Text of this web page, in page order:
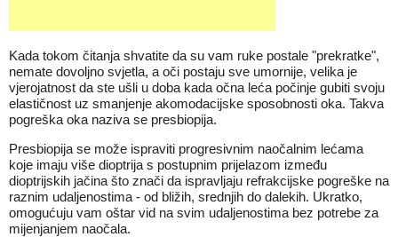
Kada tokom čitanja shvatite da su vam ruke postale "prekratke",
nemate dovoljno svjetla, a oči postaju sve umornije, velika je
vjerojatnost da ste ušli u doba kada očna leća počinje gubiti svoju
elastičnost uz smanjenje akomodacijske sposobnosti oka. Takva
pogreška oka naziva se presbiopija.
Presbiopija se može ispraviti progresivnim naočalnim lećama
koje imaju više dioptrija s postupnim prijelazom između
dioptrijskih jačina što znači da ispravljaju refrakcijske pogreške na
raznim udaljenostima - od bližih, srednjih do dalekih. Ukratko,
omogućuju vam oštar vid na svim udaljenostima bez potrebe za
mijenjanjem naočala.